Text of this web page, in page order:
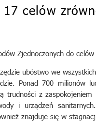
17 celów
Zjednoczonych do
ubóstwo we
Ponad 700 milionów
trudności z
i urządzeń
znajduje się w